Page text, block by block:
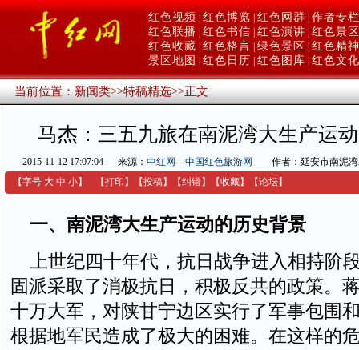
红色视频 红色博览 红色网群 作者专栏
红色联播 红色书信 红色演讲 红色景区
红色收藏 红色格言 绿色景区
红色精神
景区地图
红色日历 红色图库 红色文化
当前位置：新闻类>>特稿精选>>正文
马杰：三五九旅在南泥湾大生产运
2015-11-12 17:07:04 来源： 中红网—中国红色旅游网
作者：延安市南泥
【字号 大 中 小】 【打印 】 【投稿】 【纠错】 【收藏】 【论坛】
一、南泥湾大生产运动的历史背景
上世纪四十年代，抗日战争进入相持阶
固派采取了消极抗日，积极反共的政策。
十万大军，对陕甘宁边区实行了军事包围
根据地军民造成了极大的困难。在这样的